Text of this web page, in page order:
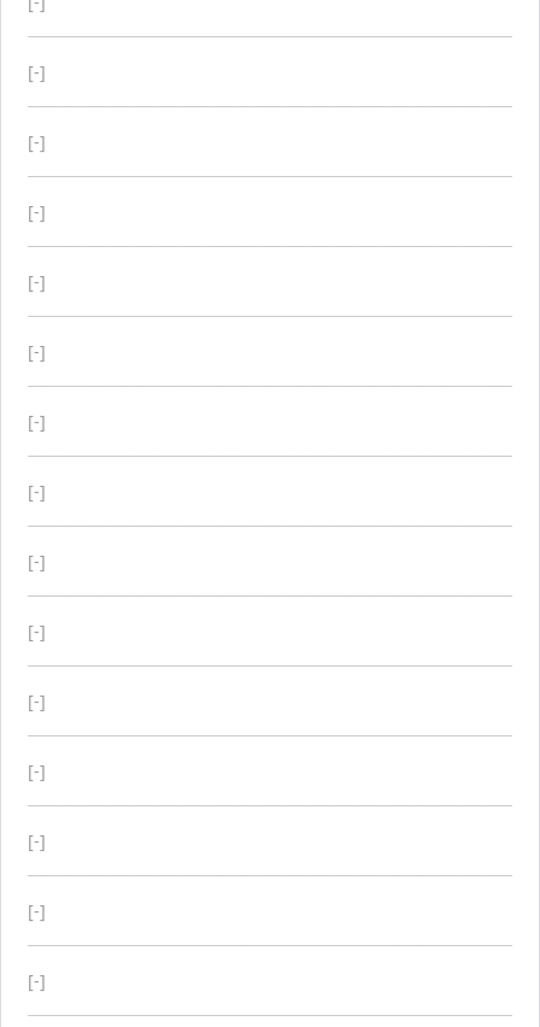
[-]
[-]
[-]
[-]
[-]
[-]
[-]
[-]
[-]
[-]
[-]
[-]
[-]
[-]